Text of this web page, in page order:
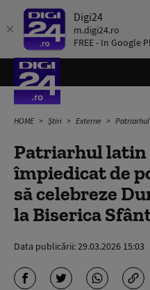
Digi24
m.digi24.ro
FREE - In Google
HOME Știri Externe Patriarhul latin al
Patriarhul
împiedicat de
să celebreze
la Biserica
Data publicării:29.03.2026 15:03